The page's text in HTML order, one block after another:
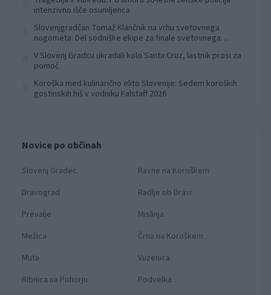
intenzivno išče osumljenca
Slovenjgradčan Tomaž Klančnik na vrhu svetovnega
nogometa: Del sodniške ekipe za finale svetovnega
V Slovenj Gradcu ukradali kolo Santa Cruz, lastnik prosi za
pomoč
Koroška med kulinarično elito Slovenije: Sedem koroških
gostinskih hiš v vodniku Falstaff 2026
Novice po občinah
Slovenj Gradec
Ravne na Koroškem
Dravograd
Radlje ob Dravi
Prevalje
Mislinja
Mežica
Črna na Koroškem
Muta
Vuzenica
Ribnica na Pohorju
Podvelka